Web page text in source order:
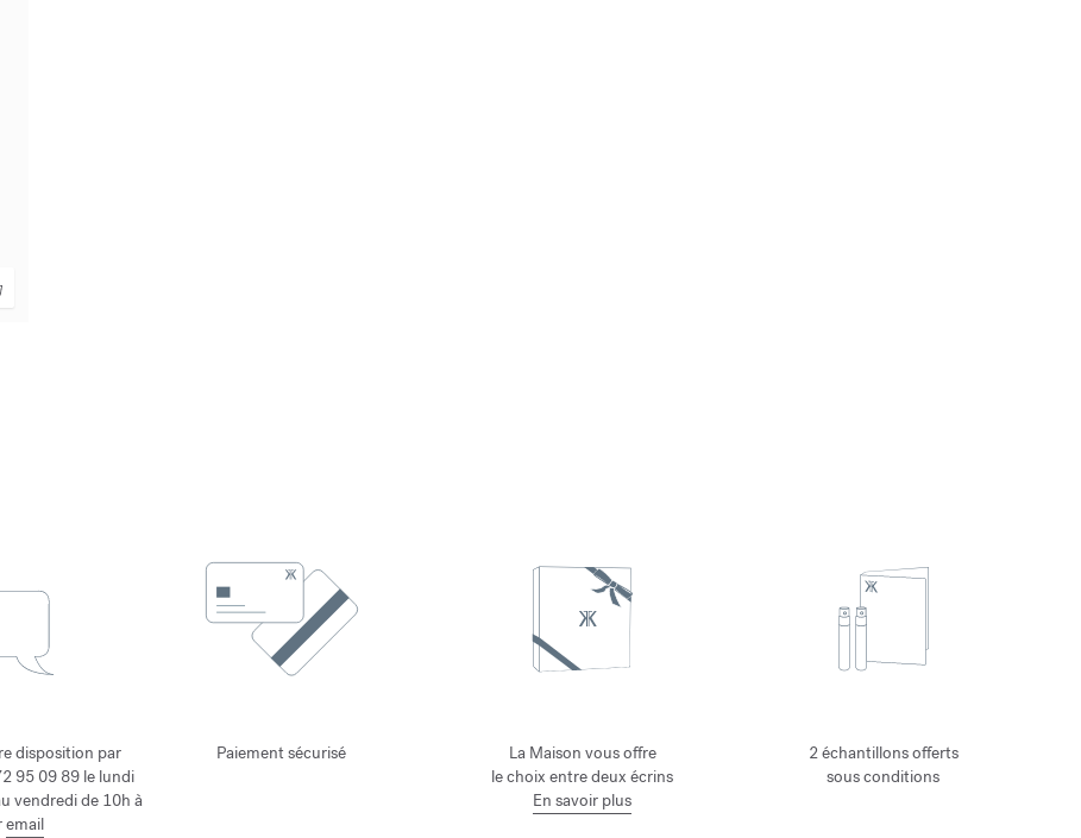
disposition par
95 09 89 le lundi
vendredi de 10h à
email
Paiement sécurisé
La Maison vous offre
le choix entre deux écrins
En savoir plus
2 échantillons offerts
sous conditions